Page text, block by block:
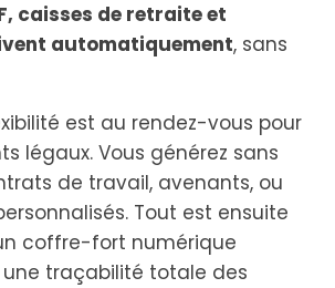
caisses de retraite et
automatiquement, sans
est au rendez-vous pour
légaux. Vous générez sans
de travail, avenants, ou
Tout est ensuite
coffre-fort numérique
une traçabilité totale des